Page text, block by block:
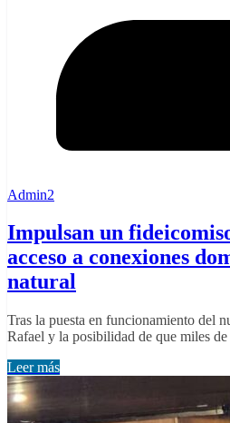
Admin2
Impulsan un
acceso a conexiones
natural
Tras la puesta en funcionamiento del
Rafael y la posibilidad de que miles de
Leer más